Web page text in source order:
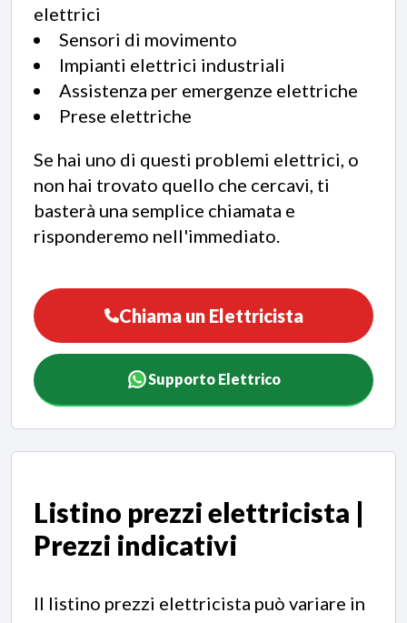
elettrici
Sensori di movimento
Impianti elettrici industriali
Assistenza per emergenze elettriche
Prese elettriche
Se hai uno di questi problemi elettrici, o
non hai trovato quello che cercavi, ti
basterà una semplice chiamata e
risponderemo nell'immediato.
Chiama un Elettricista
Supporto Elettrico
Listino prezzi elettricista |
Prezzi indicativi
Il listino prezzi elettricista può variare in